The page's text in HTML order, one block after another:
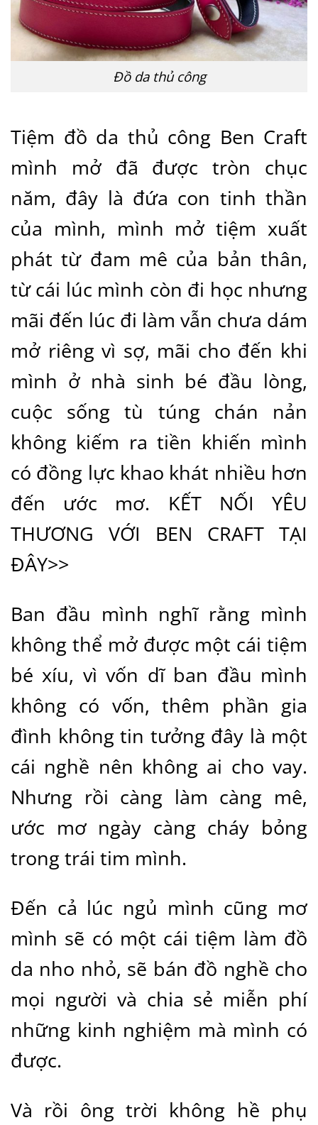
Đồ da thủ công
Tiệm đồ da thủ công Ben Craft
mình mở đã được tròn chục
năm, đây là đứa con tinh thần
của mình, mình mở tiệm xuất
phát từ đam mê của bản thân,
từ cái lúc mình còn đi học nhưng
mãi đến lúc đi làm vẫn chưa dám
mở riêng vì sợ, mãi cho đến khi
mình ở nhà sinh bé đầu lòng,
cuộc sống tù túng chán nản
không kiếm ra tiền khiến mình
có đồng lực khao khát nhiều hơn
đến ước mơ. KẾT NỐI YÊU
THƯƠNG VỚI BEN CRAFT TẠI
ĐÂY>>
Ban đầu mình nghĩ rằng mình
không thể mở được một cái tiệm
bé xíu, vì vốn dĩ ban đầu mình
không có vốn, thêm phần gia
đình không tin tưởng đây là một
cái nghề nên không ai cho vay.
Nhưng rồi càng làm càng mê,
ước mơ ngày càng cháy bỏng
trong trái tim mình.
Đến cả lúc ngủ mình cũng mơ
mình sẽ có một cái tiệm làm đồ
da nho nhỏ, sẽ bán đồ nghề cho
mọi người và chia sẻ miễn phí
những kinh nghiệm mà mình có
được.
Và rồi ông trời không hề phụ